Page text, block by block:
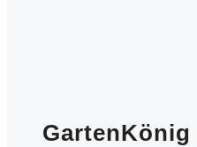
GartenKönig